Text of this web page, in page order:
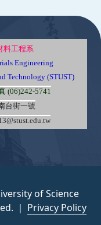
料工程系
Engineering
Technology (STUST)
(06)242-5741
台街一號
of Science
｜ Privacy Policy